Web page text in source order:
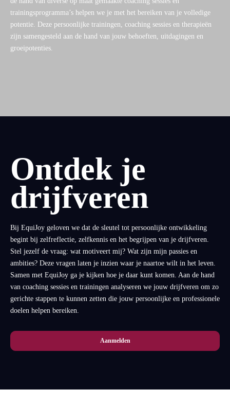
trainingsprogramma’s helpen we je met het bereiken van je volledige
potentie. Deze persoonlijke trainingen, coaching sessies en therapieën
zijn samengesteld aan de hand van jouw behoeften, uitdagingen en
groeipotenties.
Ontdek je
drijfveren
Bij EquiJoy geloven we dat de sleutel tot persoonlijke ontwikkeling
begint bij zelfreflectie, zelfkennis en het begrijpen van je drijfveren.
Stel jezelf de vraag: wat motiveert mij? Wat zijn mijn passies en
ambities? Deze vragen laten je inzien waar je naartoe wilt in het leven.
Samen met EquiJoy ga je kijken hoe je daar kunt komen. Aan de hand
van coaching sessies en trainingen analyseren we jouw drijfveren om zo
gerichte stappen te kunnen zetten die jouw persoonlijke en professionele
doelen helpen bereiken.
Aanmelden